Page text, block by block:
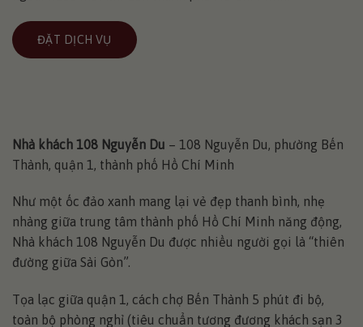
ĐẶT DỊCH VỤ
Nhà khách 108 Nguyễn Du – 108 Nguyễn Du, phường Bến
Thành, quận 1, thành phố Hồ Chí Minh
Như một ốc đảo xanh mang lại vẻ đẹp thanh bình, nhẹ
nhàng giữa trung tâm thành phố Hồ Chí Minh năng động,
Nhà khách 108 Nguyễn Du được nhiều người gọi là “thiên
đường giữa Sài Gòn”.
Tọa lạc giữa quận 1, cách chợ Bến Thành 5 phút đi bộ,
toàn bộ phòng nghỉ (tiêu chuẩn tương đương khách sạn 3